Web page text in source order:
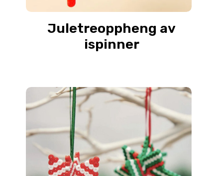
Juletreoppheng av
ispinner